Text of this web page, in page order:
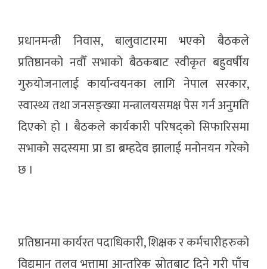
प्रधानमन्त्री निवास, बालुवाटारमा भएको बैठकले
प्रतिष्ठानको नवौँ सभाको बैठकबाट स्वीकृत बहुवर्षीय
गुरुयोजनालाई कार्यान्वयनका लागि नेपाल सरकार,
स्वास्थ्य तथा जनसङ्ख्या मन्त्रालयसमक्ष पेस गर्न अनुमति
दिएको हो । बैठकले कार्यकारी परिषद्को सिफारिसमा
सभाको सदस्यमा प्रा डा ब्रम्हदेव झालाई मनोनयन गरेको
छ ।
प्रतिष्ठानमा कार्यरत पदाधिकारी, शिक्षक र कर्मचारीहरुको
विद्यमान तलव भत्तामा आन्तरिक स्रोतबाट दिने गरी पाँच